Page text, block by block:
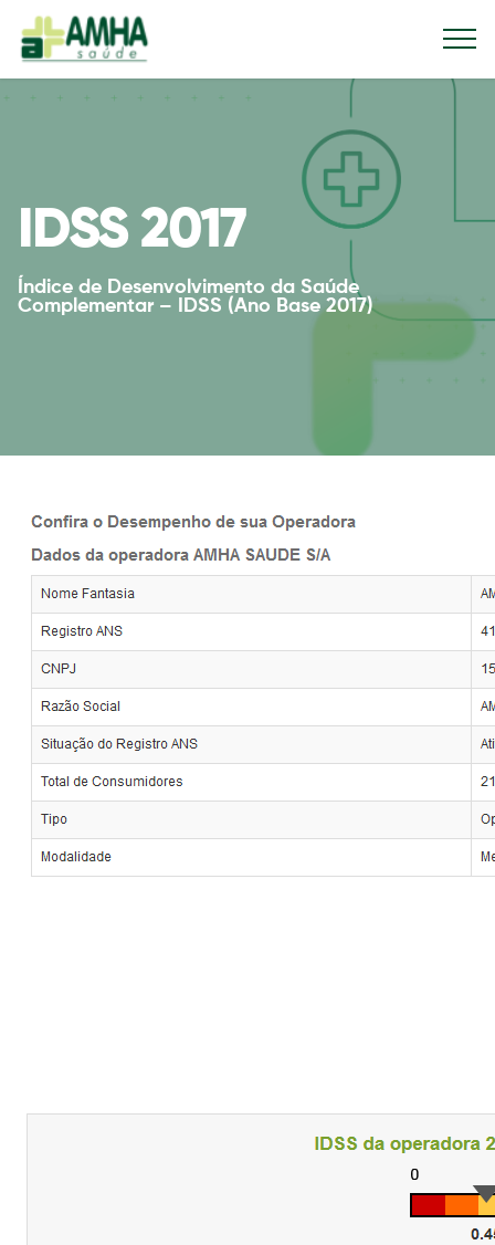
IDSS 2017
Índice de Desenvolvimento da Saúde
Complementar – IDSS (Ano Base 2017)